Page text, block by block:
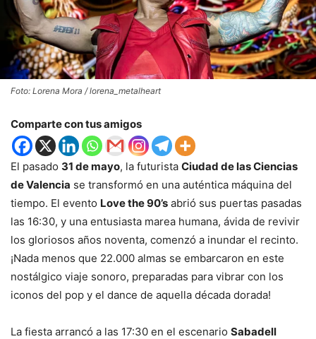
Foto: Lorena Mora / lorena_metalheart
Comparte con tus amigos
El pasado 31 de mayo, la futurista Ciudad de las Ciencias
de Valencia se transformó en una auténtica máquina del
tiempo. El evento Love the 90’s abrió sus puertas pasadas
las 16:30, y una entusiasta marea humana, ávida de revivir
los gloriosos años noventa, comenzó a inundar el recinto.
¡Nada menos que 22.000 almas se embarcaron en este
nostálgico viaje sonoro, preparadas para vibrar con los
iconos del pop y el dance de aquella década dorada!
La fiesta arrancó a las 17:30 en el escenario Sabadell